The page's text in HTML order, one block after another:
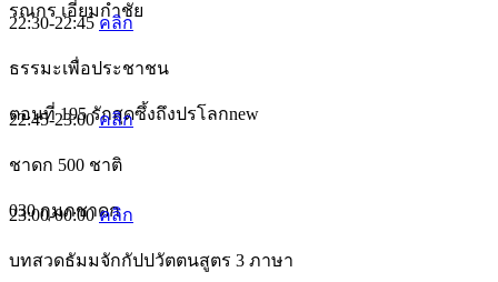
รณกร เอี่ยมกำชัย
22:30-22:45คลิก
ธรรมะเพื่อประชาชน
ตอนที่ 195 รักสุดซึ้งถึงปรโลกnew
22:45-23:00คลิก
ชาดก 500 ชาติ
030 กุมภชาดก
23:00-00:00คลิก
บทสวดธัมมจักกัปปวัตตนสูตร 3 ภาษา